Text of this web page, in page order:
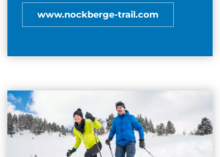
www.nockberge-trail.com